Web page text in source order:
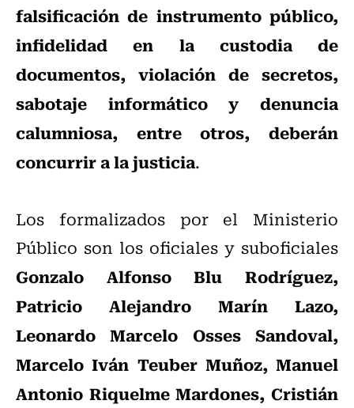
falsificación de instrumento público,
infidelidad en la custodia de
documentos, violación de secretos,
sabotaje informático y denuncia
calumniosa, entre otros, deberán
concurrir a la justicia.
Los formalizados por el Ministerio
Público son los oficiales y suboficiales
Gonzalo Alfonso Blu Rodríguez,
Patricio Alejandro Marín Lazo,
Leonardo Marcelo Osses Sandoval,
Marcelo Iván Teuber Muñoz, Manuel
Antonio Riquelme Mardones, Cristián